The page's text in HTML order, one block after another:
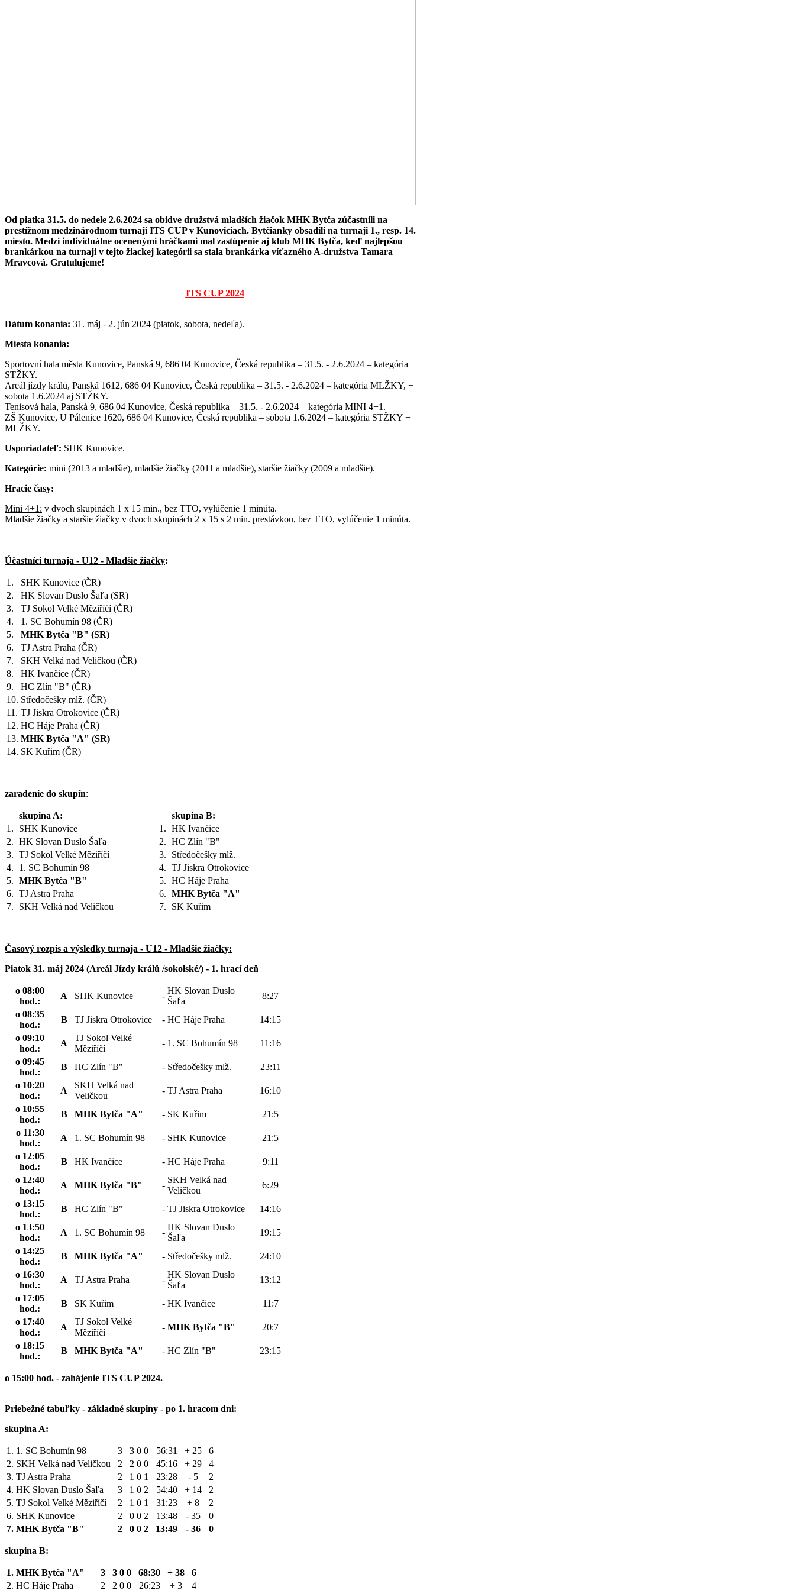
Od piatka 31.5. do nedele 2.6.2024 sa obidve družstvá mladších žiačok MHK Bytča zúčastnili na
prestížnom medzinárodnom turnaji ITS CUP v Kunoviciach. Bytčianky obsadili na turnaji 1., resp. 14.
miesto. Medzi individuálne ocenenými hráčkami mal zastúpenie aj klub MHK Bytča, keď najlepšou
brankárkou na turnaji v tejto žiackej kategórii sa stala brankárka víťazného A-družstva Tamara
Mravcová. Gratulujeme!
ITS CUP 2024
Dátum konania: 31. máj - 2. jún 2024 (piatok, sobota, nedeľa).
Miesta konania:
Sportovní hala města Kunovice, Panská 9, 686 04 Kunovice, Česká republika – 31.5. - 2.6.2024 – kategória
STŽKY.
Areál jízdy králů, Panská 1612, 686 04 Kunovice, Česká republika – 31.5. - 2.6.2024 – kategória MLŽKY, +
sobota 1.6.2024 aj STŽKY.
Tenisová hala, Panská 9, 686 04 Kunovice, Česká republika – 31.5. - 2.6.2024 – kategória MINI 4+1.
ZŠ Kunovice, U Pálenice 1620, 686 04 Kunovice, Česká republika – sobota 1.6.2024 – kategória STŽKY +
MLŽKY.
Usporiadateľ: SHK Kunovice.
Kategórie: mini (2013 a mladšie), mladšie žiačky (2011 a mladšie), staršie žiačky (2009 a mladšie).
Hracie časy:
Mini 4+1: v dvoch skupinách 1 x 15 min., bez TTO, vylúčenie 1 minúta.
Mladšie žiačky a staršie žiačky v dvoch skupinách 2 x 15 s 2 min. prestávkou, bez TTO, vylúčenie 1 minúta.
Účastníci turnaja - U12 - Mladšie žiačky:
1.
SHK Kunovice (ČR)
2.
HK Slovan Duslo Šaľa (SR)
3.
TJ Sokol Velké Měziříčí (ČR)
4.
1. SC Bohumín 98 (ČR)
5.
MHK Bytča "B" (SR)
6.
TJ Astra Praha (ČR)
7.
SKH Velká nad Veličkou (ČR)
8.
HK Ivančice (ČR)
9.
HC Zlín "B" (ČR)
10. Středočešky mlž. (ČR)
11. TJ Jiskra Otrokovice (ČR)
12. HC Háje Praha (ČR)
13. MHK Bytča "A" (SR)
14. SK Kuřim (ČR)
zaradenie do skupín:
skupina A:
skupina B:
1.
SHK Kunovice 1. HK Ivančice
2. HK Slovan Duslo Šaľa 2. HC Zlín "B"
3. TJ Sokol Velké Měziříčí 3.
Středočešky mlž.
4.
1. SC Bohumín 98 4. TJ Jiskra Otrokovice
5. MHK Bytča "B" 5. HC Háje Praha
6. TJ Astra Praha 6. MHK Bytča "A"
7.
SKH Velká nad Veličkou 7. SK Kuřim
Časový rozpis a výsledky turnaja - U12 - Mladšie žiačky:
Piatok 31. máj 2024 (Areál Jízdy králů /sokolské/) - 1. hrací deň
o 08:00
hod.:
A SHK Kunovice -
HK Slovan Duslo
Šaľa
8:27
o 08:35
hod.:
B TJ Jiskra Otrokovice - HC Háje Praha
14:15
o 09:10
hod.:
A
TJ Sokol Velké
Měziříčí
- 1. SC Bohumín 98
11:16
o 09:45
hod.:
B HC Zlín "B" - Středočešky mlž.
23:11
o 10:20
hod.:
A
SKH Velká nad
Veličkou
- TJ Astra Praha
16:10
o 10:55
hod.:
B MHK Bytča "A" - SK Kuřim
21:5
o 11:30
hod.:
A 1. SC Bohumín 98 - SHK Kunovice
21:5
o 12:05
hod.:
B HK Ivančice - HC Háje Praha
9:11
o 12:40
hod.:
A MHK Bytča "B" -
SKH Velká nad
Veličkou
6:29
o 13:15
hod.:
B HC Zlín "B" - TJ Jiskra Otrokovice
14:16
o 13:50
hod.:
A 1. SC Bohumín 98 -
HK Slovan Duslo
Šaľa
19:15
o 14:25
hod.:
B MHK Bytča "A" - Středočešky mlž.
24:10
o 16:30
hod.:
A TJ Astra Praha -
HK Slovan Duslo
Šaľa
13:12
o 17:05
hod.:
B SK Kuřim - HK Ivančice
11:7
o 17:40
hod.:
A
TJ Sokol Velké
Měziříčí
- MHK Bytča "B"
20:7
o 18:15
hod.:
B MHK Bytča "A" - HC Zlín "B" 23:15
o 15:00 hod. - zahájenie ITS CUP 2024.
Priebežné tabuľky - základné skupiny - po 1. hracom dni:
skupina A:
1. 1. SC Bohumín 98 3 3 0 0 56:31 + 25
6
2. SKH Velká nad Veličkou 2 2 0 0 45:16 + 29
4
3. TJ Astra Praha 2 1 0 1 23:28 - 5
2
4. HK Slovan Duslo Šaľa 3 1 0 2 54:40 + 14
2
5. TJ Sokol Velké Měziříčí 2 1 0 1 31:23 + 8
2
6. SHK Kunovice 2 0 0 2 13:48 - 35
0
7. MHK Bytča "B" 2 0 0 2 13:49 - 36 0
skupina B:
1. MHK Bytča "A" 3 3 0 0 68:30 + 38
6
2. HC Háje Praha 2 2 0 0 26:23 + 3 4